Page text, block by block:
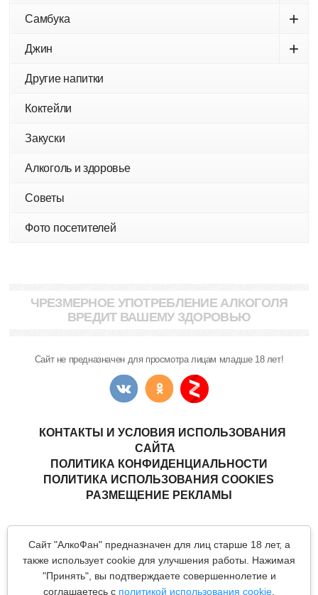
Сайт "АлкоФан" предназначен для лиц старше 18 лет, а
также использует cookie для улучшения работы. Нажимая
"Принять", вы подтверждаете совершеннолетие и
соглашаетесь с политикой использования cookie
Самбука +
Джин +
Другие напитки
Коктейли
Закуски
Алкоголь и здоровье
Советы
Фото посетителей
ЧРЕЗМЕРНОЕ УПОТРЕБЛЕНИЕ АЛКОГОЛЯ
ВРЕДИТ ВАШЕМУ ЗДОРОВЬЮ
Сайт не предназначен для просмотра лицам младше 18 лет!
КОНТАКТЫ И УСЛОВИЯ ИСПОЛЬЗОВАНИЯ
САЙТА
ПОЛИТИКА КОНФИДЕНЦИАЛЬНОСТИ
ПОЛИТИКА ИСПОЛЬЗОВАНИЯ COOKIES
РАЗМЕЩЕНИЕ РЕКЛАМЫ
напитков.
Все материалы данного сайта являются объектами авторского
права (в том числе дизайн). Запрещается копирование,
распространение (в том числе путем копирования на другие
сайты и ресурсы в Интернете) или любое иное использование